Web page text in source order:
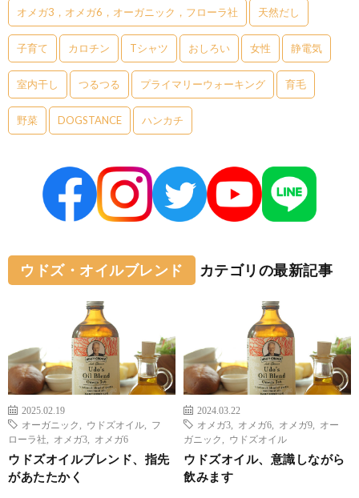
オメガ3，オメガ6，オーガニック，フローラ社 天然だし
子育て カロチン Tシャツ おしろい 女性 静電気
室内干し つるつる プライマリーウォーキング 育毛
野菜 DOGSTANCE ハンカチ
ウドズ・オイルブレンド カテゴリの最新記事
2025.02.19
オーガニック
ウドズオイル
フ
ローラ社
オメガ3 オメガ6
ウドズオイルブレンド、指先
があたたかく
2024.03.22
オメガ3
オメガ6 オメガ9
オー
ガニック
ウドズオイル
ウドズオイル、意識しながら
飲みます